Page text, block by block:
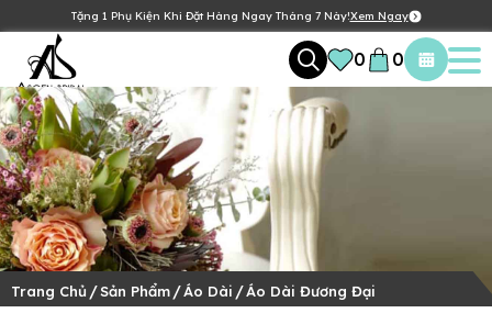
Tặng 1 Phụ Kiện Khi Đặt Hàng Ngay Tháng 7 Này!Xem Ngay
0 0
Trang Chủ /Sản Phẩm/Áo Dài /Áo Dài Đương Đại